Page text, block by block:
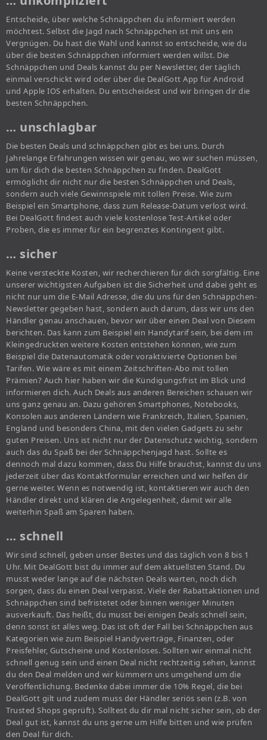
Entscheide, über welche Schnäppchen du informiert werden
möchtest. Selbst die Jagd nach Schnäppchen ist mit uns ein
Vergnügen. Du hast die Wahl und kannst so entscheide, wie du
über die besten Schnäppchen informiert werden willst. Die
Schnäppchen und Deals kannst du per Newsletter, der täglich
einmal verschickt wird oder über die DealGott App für Android
und Apple IOS erhalten. Du entscheidest und wir bringen dir die
besten Schnäppchen.
… unschlagbar
Die besten Deals und schnäppchen gibt es bei uns. Durch
Jahrelange Erfahrungen wissen wir genau, wo wir suchen müssen,
um für dich die besten Schnäppchen zu finden. DealGott
ermöglicht dir nicht nur die besten Schnäppchen und Deals,
sondern auch viele Gewinnspiele mit tollen Preise. Wie zum
Beispiel ein Smartphone, dass zum Release-Datum verlost wird.
Bei DealGott findest auch viele kostenlose Test-Artikel oder
Proben, die es immer für ein begrenztes Kontingent gibt.
… sicher
Keine versteckte Kosten, wir recherchieren für dich sorgfältig. Eine
unserer wichtigsten Aufgaben ist die Sicherheit und dabei geht es
nicht nur um die E-Mail Adresse, die du uns für den Schnäppchen-
Newsletter gegeben hast, sondern auch darum, dass wir uns den
Händler genau anschauen, bevor wir über einen Deal von Diesem
berichten. Das kann zum Beispiel ein Handytarif sein, bei dem im
Kleingedruckten weitere Kosten entstehen können, wie zum
Beispiel die Datenautomatik oder voraktivierte Optionen bei
Tarifen. Wie wäre es mit einem Zeitschriften-Abo mit tollen
Prämien? Auch hier haben wir die Kündigungsfrist im Blick und
informieren dich. Auch Deals aus anderen Bereichen schauen wir
uns ganz genau an. Dazu gehören Smartphones, Notebooks,
Konsolen aus anderen Ländern wie Frankreich, Italien, Spanien,
England und besonders China, mit den vielen Gadgets zu sehr
guten Preisen. Uns ist nicht nur der Datenschutz wichtig, sondern
auch das du Spaß bei der Schnäppchenjagd hast. Sollte es
dennoch mal dazu kommen, dass Du Hilfe brauchst, kannst du uns
jederzeit über das Kontaktformular erreichen und wir helfen dir
gerne weiter. Wenn es notwendig ist, kontaktieren wir auch den
Händler direkt und klären die Angelegenheit, damit wir alle
weiterhin Spaß am Sparen haben.
… schnell
Wir sind schnell, geben unser Bestes und das täglich von 8 bis 1
Uhr. Mit DealGott bist du immer auf dem aktuellsten Stand. Du
musst weder lange auf die nächsten Deals warten, noch dich
sorgen, dass du einen Deal verpasst. Viele der Rabattaktionen und
Schnäppchen sind befristetet oder binnen weniger Minuten
ausverkauft. Das heißt, du musst bei einigen Deals schnell sein,
denn sonst ist alles weg. Das ist oft der Fall bei Schnäppchen aus
Kategorien wie zum Beispiel Handyverträge, Finanzen, oder
Preisfehler, Gutscheine und Kostenloses. Sollten wir einmal nicht
schnell genug sein und einen Deal nicht rechtzeitig sehen, kannst
du den Deal melden und wir kümmern uns umgehend um die
Veröffentlichung. Bedenke dabei immer die 10% Regel, die bei
DealGott gilt und zudem muss der Händler seriös sein (z.B. von
Trusted Shops geprüft). Solltest du dir mal nicht sicher sein, ob der
Deal gut ist, kannst du uns gerne um Hilfe bitten und wie prüfen
den Deal für dich.